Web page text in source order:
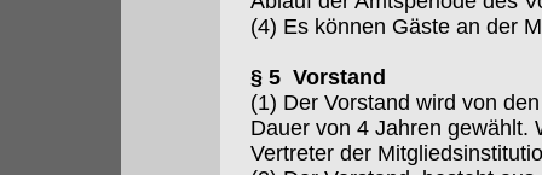
(4) Es können Gäste an der
§ 5 Vorstand
(1) Der Vorstand wird von
Dauer von 4 Jahren gewählt.
Vertreter der